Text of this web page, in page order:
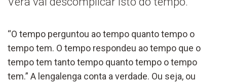
“O tempo perguntou ao tempo quanto tempo o
tempo tem. O tempo respondeu ao tempo que o
tempo tem tanto tempo quanto tempo o tempo
tem.” A lengalenga conta a verdade. Ou seja, ou